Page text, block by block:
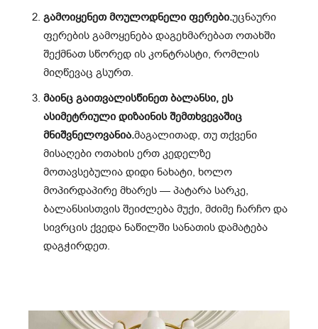
გამოიყენეთ მოულოდნელი ფერები.უცნაური
ფერების გამოყენება დაგეხმარებათ ოთახში
შექმნათ სწორედ ის კონტრასტი, რომლის
მიღწევაც გსურთ.
მაინც გაითვალისწინეთ ბალანსი, ეს
ასიმეტრიული დიზაინის შემთხვევაშიც
მნიშვნელოვანია.მაგალითად, თუ თქვენი
მისაღები ოთახის ერთ კედელზე
მოთავსებულია დიდი ნახატი, ხოლო
მოპირდაპირე მხარეს — პატარა სარკე,
ბალანსისთვის შეიძლება მუქი, მძიმე ჩარჩო და
სივრცის ქვედა ნაწილში სანათის დამატება
დაგჭირდეთ.